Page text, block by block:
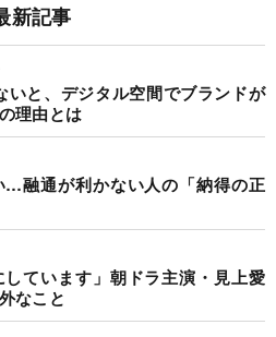
新記事
いと、デジタル空間でブランドが
理由とは
…融通が利かない人の「納得の正
しています」朝ドラ主演・見上愛
なこと